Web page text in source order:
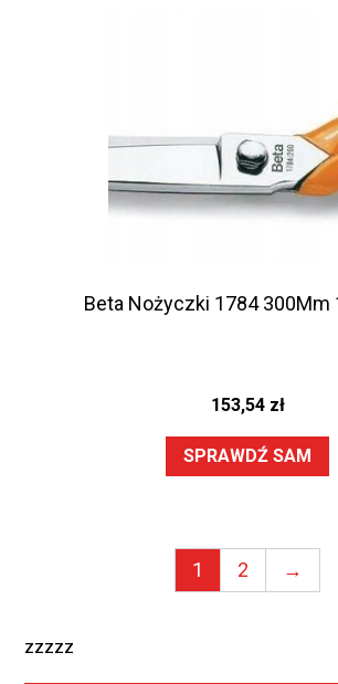
Beta Nożyczki 1784 300Mm
153,54 zł
SPRAWDŹ SAM
1 2 →
zzzzz